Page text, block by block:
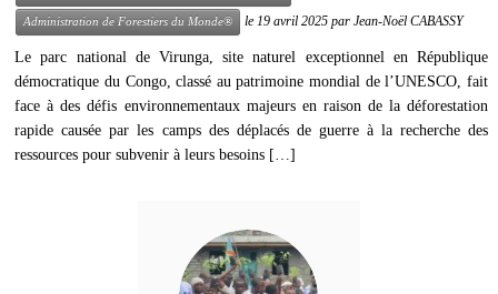
Administration de Forestiers du Monde® le 19 avril 2025 parJean-Noël CABASSY
Le parc national de Virunga, site naturel exceptionnel en République
démocratique du Congo, classé au patrimoine mondial de l’UNESCO, fait
face à des défis environnementaux majeurs en raison de la déforestation
rapide causée par les camps des déplacés de guerre à la recherche des
ressources pour subvenir à leurs besoins […]